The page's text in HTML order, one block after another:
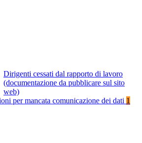
Dirigenti cessati dal rapporto di lavoro
(documentazione da pubblicare sul sito
web)
per mancata comunicazione dei dati 1